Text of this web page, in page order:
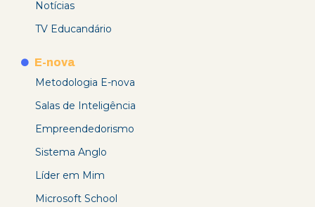
Notícias
TV Educandário
E-nova
Metodologia E-nova
Salas de Inteligência
Empreendedorismo
Sistema Anglo
Líder em Mim
Microsoft School